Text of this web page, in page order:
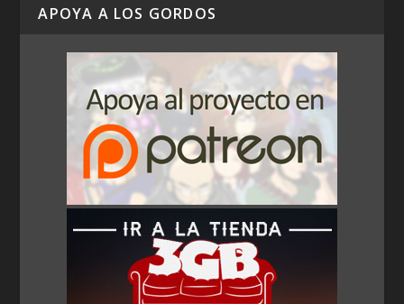
APOYA A LOS GORDOS